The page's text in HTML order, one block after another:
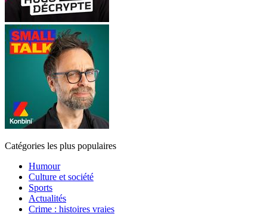
Catégories les plus populaires
Humour
Culture et société
Sports
Actualités
Crime : histoires vraies